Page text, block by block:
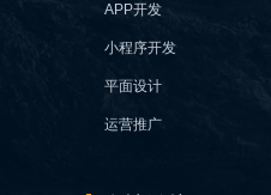
APP开发
小程序开发
平面设计
运营推广